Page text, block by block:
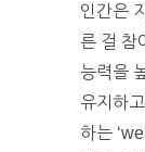
인간은
른 걸 참
능력을
유지하
하는